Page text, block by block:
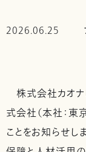
2026.06.25
株式会社カオナ
式会社（本社：東
ことをお知らせ